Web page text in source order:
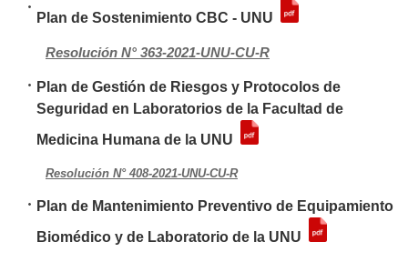
Plan de Sostenimiento CBC - UNU
Resolución N° 363-2021-UNU-CU-R
Plan de Gestión de Riesgos y Protocolos de
Seguridad en Laboratorios de la Facultad de
Medicina Humana de la UNU
Resolución N° 408-2021-UNU-CU-R
Plan de Mantenimiento Preventivo de Equipamiento
Biomédico y de Laboratorio de la UNU